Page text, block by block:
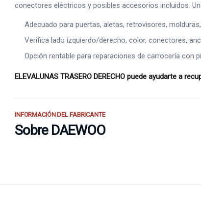
conectores eléctricos y posibles accesorios incluidos.
Adecuado para puertas, aletas, retrovisores,
Verifica lado izquierdo/derecho, color, conectores,
Opción rentable para reparaciones de carrocería con
ELEVALUNAS TRASERO DERECHO puede ayudarte a
INFORMACIÓN DEL FABRICANTE
Sobre DAEWOO